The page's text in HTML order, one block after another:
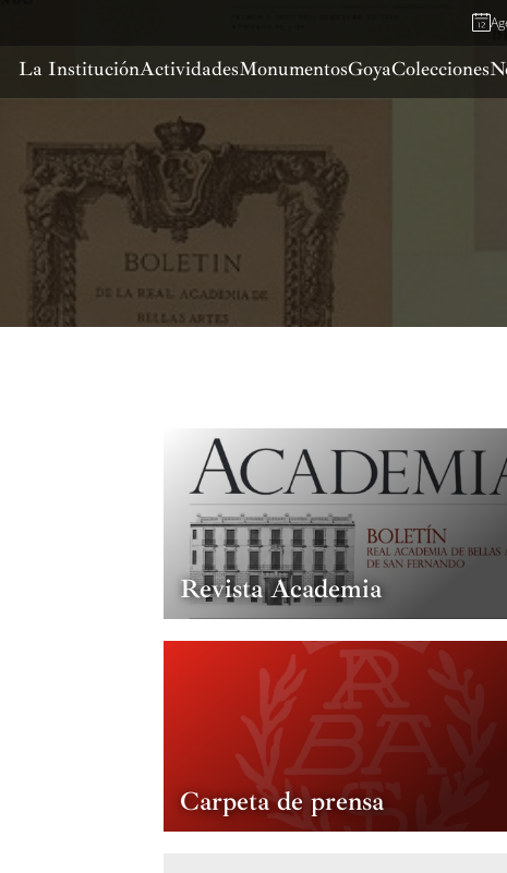
La InstituciónActividadesMonumentosGoyaColecciones
Revista Academia
Carpeta de prensa